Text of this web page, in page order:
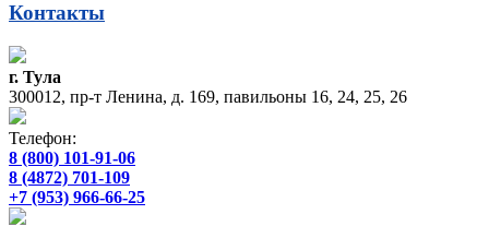
Контакты
г. Тула
300012, пр-т Ленина, д. 169, павильоны 16, 24, 25, 26
Телефон:
8 (800) 101-91-06
8 (4872) 701-109
+7 (953) 966-66-25